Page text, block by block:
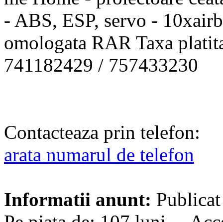
- ABS, ESP, servo -
omologata RAR Taxa
741182429 / 757433230
Contacteaza prin telefon:
arata numarul de telefon
Informatii anunt: